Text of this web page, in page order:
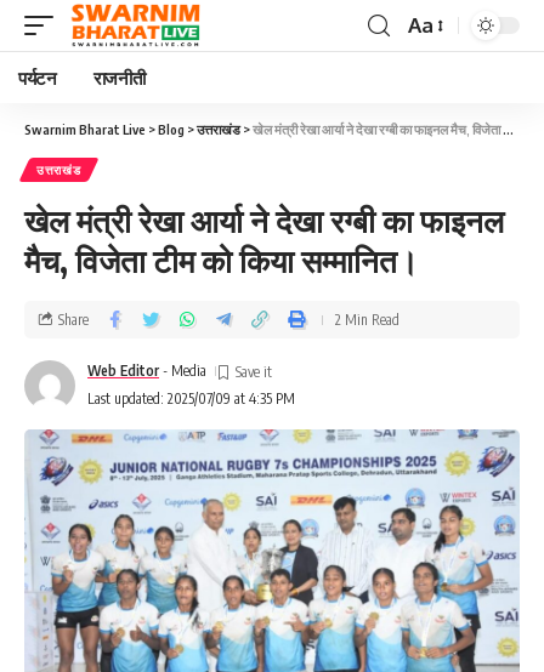
Aa
पर्यटन राजनीती
Swarnim Bharat Live >Blog >उत्तराखंड>खेल मंत्री रेखा आर्या ने देखा रग्बी का फाइनल मैच, विजेता टीम को किया सम्मानित।
उत्तराखंड
खेल मंत्री रेखा आर्या ने देखा रग्बी का फाइनल
मैच, विजेता टीम को किया सम्मानित।
Last updated: 2025/07/09 at 4:35 PM
Web Editor - Media
Share 2 Min Read